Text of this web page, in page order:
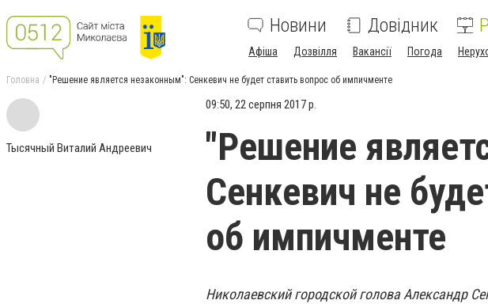
Новини Довідник
Афіша Дозвілля Вакансії Погода
Головна "Решение является незаконным": Сенкевич не будет ставить вопрос об импичменте
Тысячный Виталий Андреевич
09:50, 22 серпня 2017 р.
"Решение
Сенкевич не
об импичменте
Николаевский городской голова Александр